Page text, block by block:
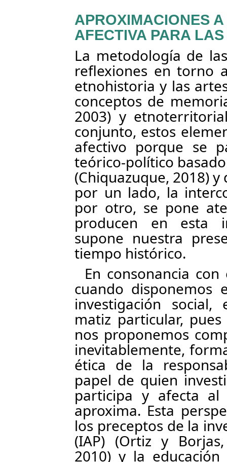
APROXIMACIONES
AFECTIVA PARA
La metodología de
reflexiones en torno
etnohistoria y las
conceptos de
2003) y
conjunto, estos
afectivo porque se
teórico-político
(Chiquazuque, 2018) y
por un lado, la
por otro, se pone
producen en esta
supone nuestra
tiempo histórico.
En consonancia
cuando
investigación
matiz particular,
nos proponemos
inevitablemente,
ética de la
papel de quien
participa y afecta
aproxima. Esta
los preceptos de la
(IAP) (Ortiz y
2010) y la educación